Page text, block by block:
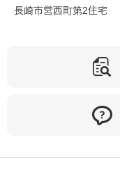
長崎市営西町第2住宅